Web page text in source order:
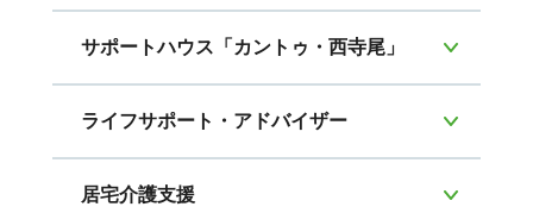
サポートハウス「カントゥ・西寺尾」
ライフサポート・アドバイザー
居宅介護支援